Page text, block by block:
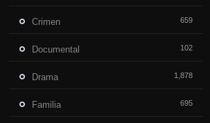
Crimen 659
Documental 102
Drama 1,878
Familia 695